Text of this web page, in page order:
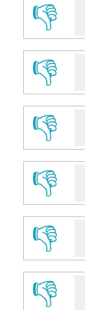
👎
👎
👎
👎
👎
👎